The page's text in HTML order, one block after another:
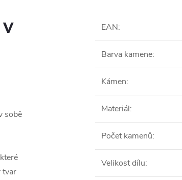
sobě
tvar
EAN:
Barva kamene:
Kámen:
Materiál:
Počet kamenů:
Velikost dílu: